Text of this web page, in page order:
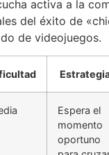
activa a la
del éxito de
de videojuegos.
Espera el
momento
oportuno